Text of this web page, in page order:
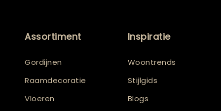
Assortiment
Gordijnen
Raamdecoratie
Vloeren
Inspiratie
Woontrends
Stijlgids
Blogs